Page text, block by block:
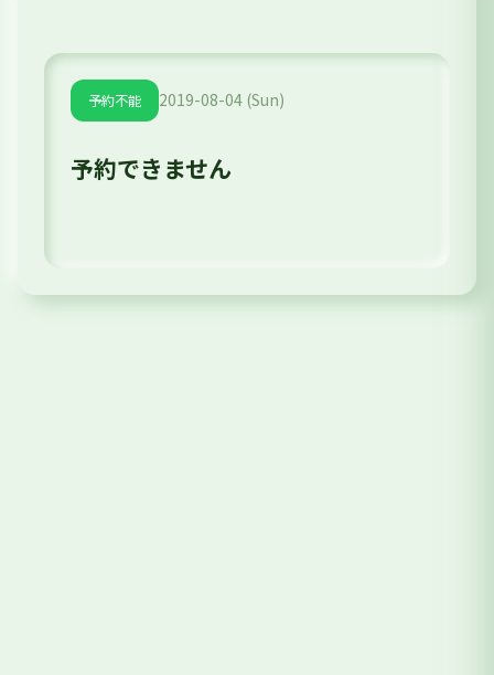
予約不能 2019-08-04 (Sun)
予約できません